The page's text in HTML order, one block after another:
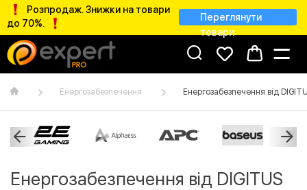
Розпродаж. Знижки на товари
до 70%.
Переглянути
товари
Енергозабезпечення Енергозабезпечення від
Енергозабезпечення від DIGITUS